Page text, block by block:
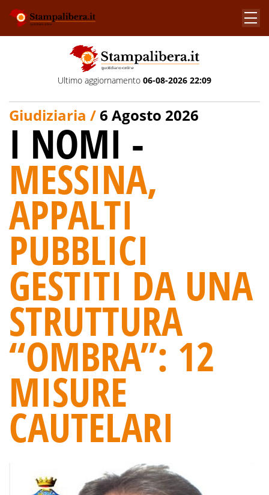
Ultimo aggiornamento 06-08-2026 22:09
Giudiziaria /6 Agosto 2026
I NOMI -
MESSINA,
APPALTI
PUBBLICI
GESTITI DA UNA
STRUTTURA
“OMBRA”: 12
MISURE
CAUTELARI